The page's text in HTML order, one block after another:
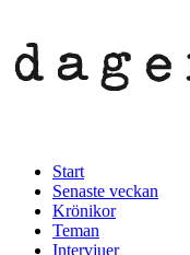
Start
Senaste veckan
Krönikor
Teman
Intervjuer